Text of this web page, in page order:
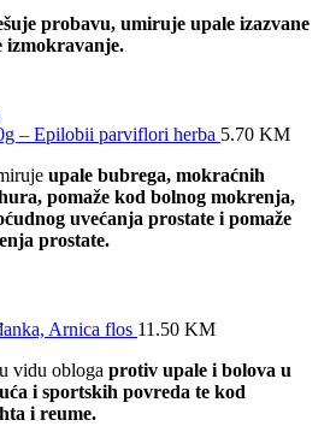
probavu, umiruje upale izazvane
izmokravanje.
– Epilobii parviflori herba 5.70 KM
upale bubrega, mokraćnih
pomaže kod bolnog mokrenja,
uvećanja prostate i pomaže
prostate.
Arnica flos 11.50 KM
vidu obloga protiv upale i bolova u
i sportskih povreda te kod
i reume.